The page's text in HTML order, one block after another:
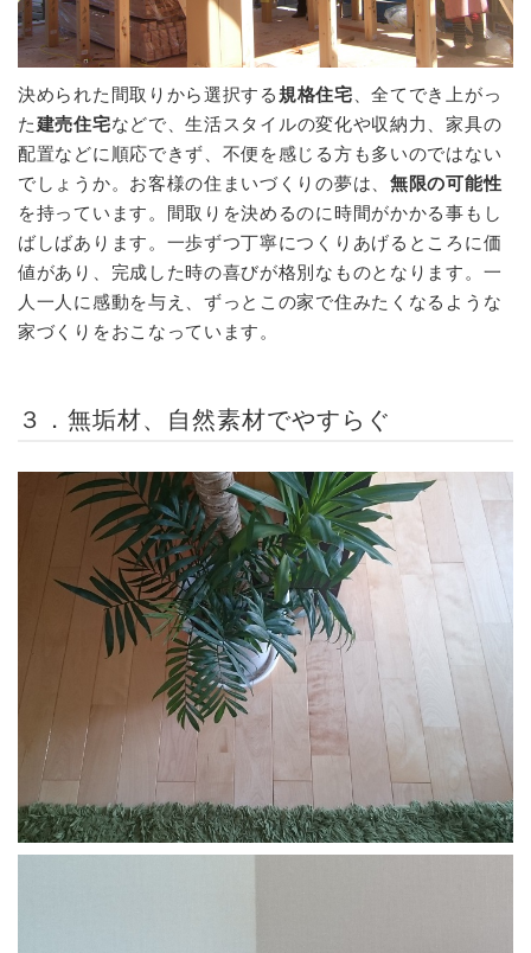
決められた間取りから選択する規格住宅 、全てでき上がっ
た建売住宅などで、生活スタイルの変化や収納力、家具の
配置などに順応できず、不便を感じる方も多いのではない
でしょうか。お客様の住まいづくりの夢は、 無限の可能性
を持っています。間取りを決めるのに時間がかかる事もし
ばしばあります。一歩ずつ丁寧につくりあげるところに価
値があり、完成した時の喜びが格別なものとなります。一
人一人に感動を与え、ずっとこの家で住みたくなるような
家づくりをおこなっています。
３．無垢材、自然素材でやすらぐ